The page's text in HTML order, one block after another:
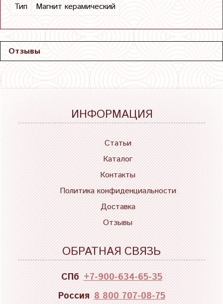
Тип Магнит керамический
Отзывы
ИНФОРМАЦИЯ
Статьи
Каталог
Контакты
Политика конфиденциальности
Доставка
Отзывы
ОБРАТНАЯ СВЯЗЬ
СПб +7-900-634-65-35
Россия 8 800 707-08-75